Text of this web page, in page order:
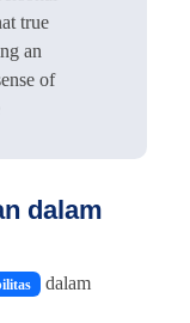
true
an
of
dalam
dalam